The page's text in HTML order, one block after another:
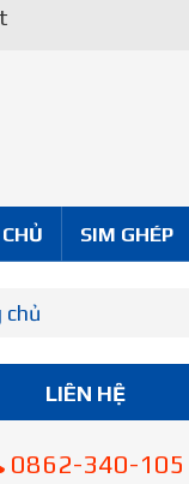
SIM GHÉP
chủ
LIÊN HỆ
0862-340-105